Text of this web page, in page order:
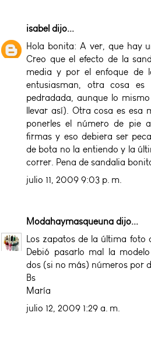
isabel dijo...
Hola bonita: A ver, que hay
Creo que el efecto de la
media y por el enfoque de
entusiasman, otra cosa
pedradada, aunque lo
llevar así). Otra cosa es esa
ponerles el número de pie
firmas y eso debiera ser
de bota no la entiendo y la
correr. Pena de sandalia
julio 11, 2009 9:03 p. m.
Modahaymasqueuna dijo...
Los zapatos de la última foto
Debió pasarlo mal la
dos (si no más) números por
Bs
María
julio 12, 2009 1:29 a. m.